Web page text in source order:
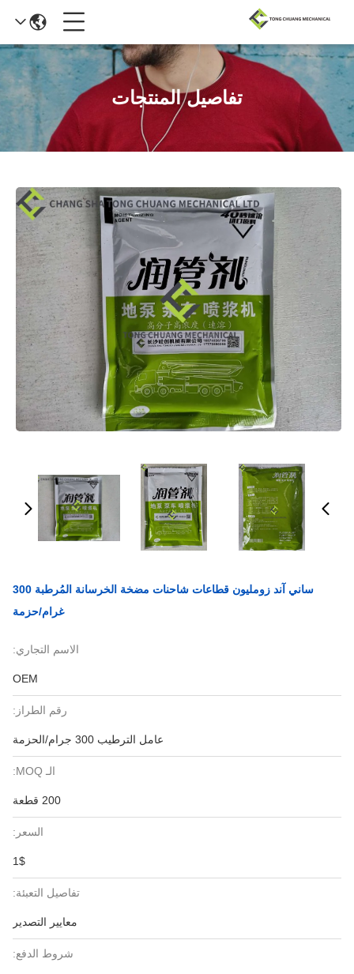
تفاصيل المنتجات
ساني آند زومليون قطاعات شاحنات مضخة الخرسانة المُرطبة 300
غرام/حزمة
الاسم التجاري:
OEM
رقم الطراز:
عامل الترطيب 300 جرام/الحزمة
الـ MOQ:
200 قطعة
السعر:
1$
تفاصيل التعبئة:
معايير التصدير
شروط الدفع: